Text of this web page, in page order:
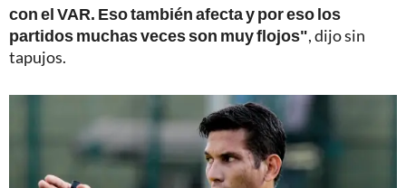
con el VAR. Eso también afecta y por eso los
partidos muchas veces son muy flojos", dijo sin
tapujos.